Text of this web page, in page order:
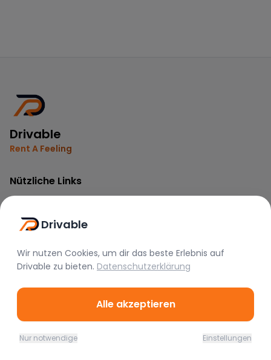
Drivable
Rent A Feeling
Nützliche Links
FAQ
TikTok
Rechtliches
Nutzungsbedingungen
Impressum
Drivable
Wir nutzen Cookies, um dir das beste Erlebnis auf
Drivable zu bieten. Datenschutzerklärung
Alle akzeptieren
Nur notwendige Einstellungen